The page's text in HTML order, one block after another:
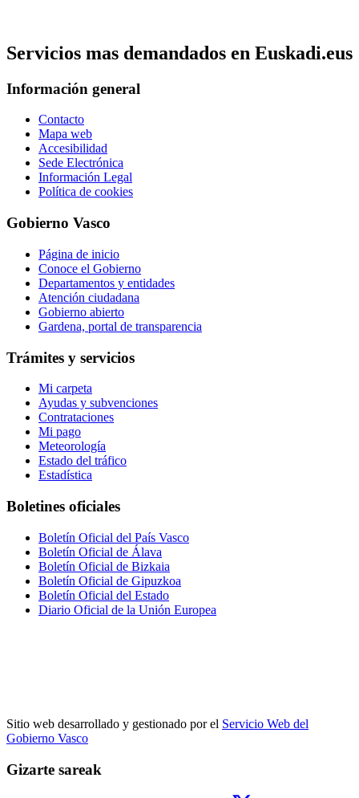
Servicios mas demandados en Euskadi.eus
Información general
Contacto
Mapa web
Accesibilidad
Sede Electrónica
Información Legal
Política de cookies
Gobierno Vasco
Página de inicio
Conoce el Gobierno
Departamentos y entidades
Atención ciudadana
Gobierno abierto
Gardena, portal de transparencia
Trámites y servicios
Mi carpeta
Ayudas y subvenciones
Contrataciones
Mi pago
Meteorología
Estado del tráfico
Estadística
Boletines oficiales
Boletín Oficial del País Vasco
Boletín Oficial de Álava
Boletín Oficial de Bizkaia
Boletín Oficial de Gipuzkoa
Boletín Oficial del Estado
Diario Oficial de la Unión Europea
Sitio web desarrollado y gestionado por el Servicio Web del
Gobierno Vasco
Gizarte sareak